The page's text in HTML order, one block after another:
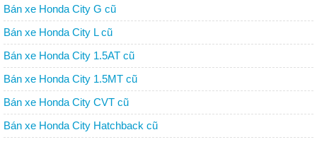
Bán xe Honda City G cũ
Bán xe Honda City L cũ
Bán xe Honda City 1.5AT cũ
Bán xe Honda City 1.5MT cũ
Bán xe Honda City CVT cũ
Bán xe Honda City Hatchback cũ